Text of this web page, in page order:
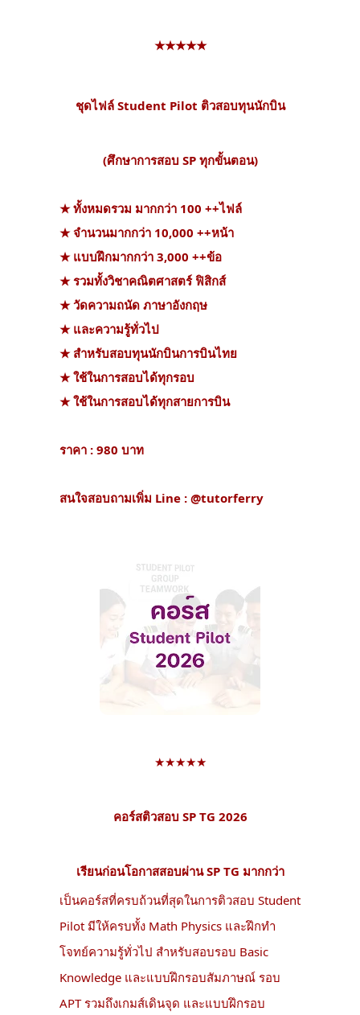
★★★★★
ชุดไฟล์ Student Pilot ติวสอบทุนนักบิน
(ศึกษาการสอบ SP ทุกขั้นตอน)
★ ทั้งหมดรวม มากกว่า 100 ++ไฟล์
★ จำนวนมากกว่า 10,000 ++หน้า
★ แบบฝึกมากกว่า 3,000 ++ข้อ
★ รวมทั้งวิชาคณิตศาสตร์ ฟิสิกส์
★ วัดความถนัด ภาษาอังกฤษ
★ และความรู้ทั่วไป
★ สำหรับสอบทุนนักบินการบินไทย
★ ใช้ในการสอบได้ทุกรอบ
★ ใช้ในการสอบได้ทุกสายการบิน
ราคา : 980 บาท
สนใจสอบถามเพิ่ม Line : @tutorferry
★★★★★
คอร์สติวสอบ SP TG 2026
เรียนก่อนโอกาสสอบผ่าน SP TG มากกว่า
เป็นคอร์สที่ครบถ้วนที่สุดในการติวสอบ Student
Pilot มีให้ครบทั้ง Math Physics และฝึกทำ
โจทย์ความรู้ทั่วไป สำหรับสอบรอบ Basic
Knowledge และแบบฝึกรอบสัมภาษณ์ รอบ
APT รวมถึงเกมส์เดินจุด และแบบฝึกรอบ